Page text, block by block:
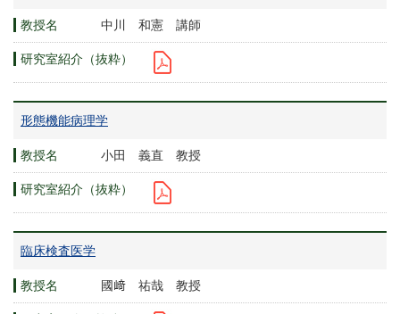
中川 和憲 講師
形態機能病理学
小田 義直 教授
臨床検査医学
國﨑 祐哉 教授